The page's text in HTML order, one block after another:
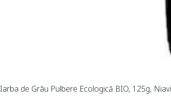
Iarba de Grâu Pulbere Ecologică BIO, 125g,